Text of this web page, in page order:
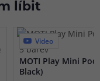
líbit
Video
5 barev
MOTI Play Mini
Black)